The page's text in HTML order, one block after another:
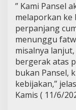
” Kami Pansel
melaporkan ke
perpanjang
menunggu
misalnya
bergerak atas
bukan Pansel,
kebijakan,”
Kamis ( 11/6/